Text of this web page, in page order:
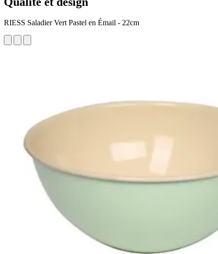
RIESS Saladier Vert Pastel en Émail - 22cm